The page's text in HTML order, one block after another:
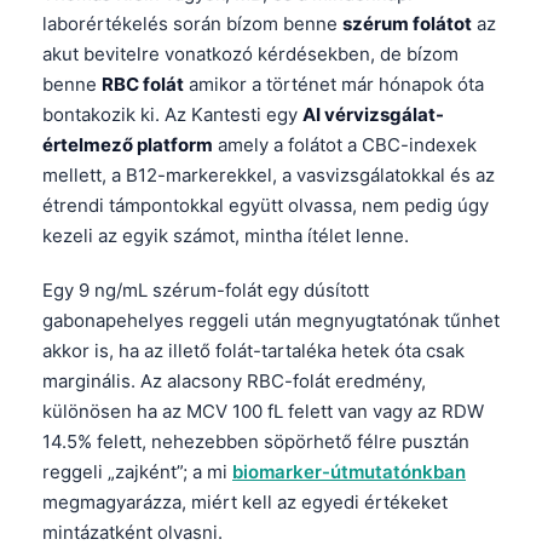
laborértékelés során bízom benne szérum folátot az
akut bevitelre vonatkozó kérdésekben, de bízom
benne RBC folát amikor a történet már hónapok óta
bontakozik ki. Az Kantesti egy AI vérvizsgálat-
értelmező platform amely a folátot a CBC-indexek
mellett, a B12-markerekkel, a vasvizsgálatokkal és az
étrendi támpontokkal együtt olvassa, nem pedig úgy
kezeli az egyik számot, mintha ítélet lenne.
Egy 9 ng/mL szérum-folát egy dúsított
gabonapehelyes reggeli után megnyugtatónak tűnhet
akkor is, ha az illető folát-tartaléka hetek óta csak
marginális. Az alacsony RBC-folát eredmény,
különösen ha az MCV 100 fL felett van vagy az RDW
14.5% felett, nehezebben söpörhető félre pusztán
reggeli „zajként”; a mi biomarker-útmutatónkban
megmagyarázza, miért kell az egyedi értékeket
mintázatként olvasni.